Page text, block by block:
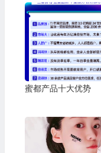
蜜都产品十大优势